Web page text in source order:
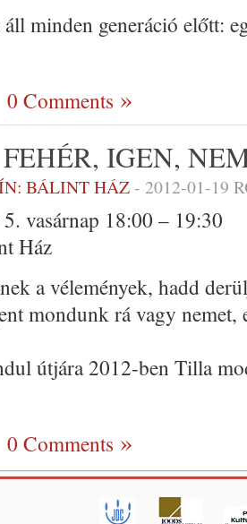
minden generáció előtt:
0 Comments
IGEN,
BÁLINT HÁZ- 2012-01-19
vasárnap 18:00 – 19:30
Ház
a vélemények, hadd
mondunk rá vagy
útjára 2012-ben Tilla
0 Comments